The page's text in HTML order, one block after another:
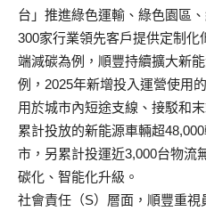
台」推進綠色運輸、綠色園區、
300家行業領先客戶提供定制化
端減碳為例， 順豐持續擴大新
例， 2025年新增投入運營使用
用於城市內短途支線、接駁和
累計投放的新能源車輛超48,000
市，另累計投運近3,000台物流
碳化、智能化升級。
社會責任（S）層面，順豐重視